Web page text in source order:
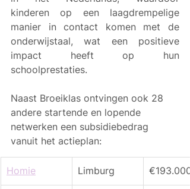
kinderen op een laagdrempelige
manier in contact komen met de
onderwijstaal, wat een positieve
impact heeft op hun
schoolprestaties.
Naast Broeiklas ontvingen ook 28
andere startende en lopende
netwerken een subsidiebedrag
vanuit het actieplan:
​Homie Limburg €193.000